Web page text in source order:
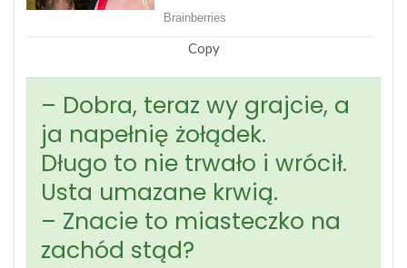
Copy
– Dobra, teraz wy grajcie, a
ja napełnię żołądek.
Długo to nie trwało i wrócił.
Usta umazane krwią.
– Znacie to miasteczko na
zachód stąd?